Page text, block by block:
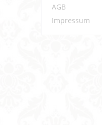
AGB
Impressum